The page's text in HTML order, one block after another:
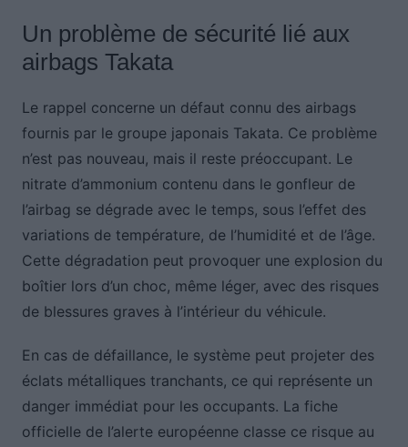
Un problème de sécurité lié aux
airbags Takata
Le rappel concerne un défaut connu des airbags
fournis par le groupe japonais Takata. Ce problème
n’est pas nouveau, mais il reste préoccupant. Le
nitrate d’ammonium contenu dans le gonfleur de
l’airbag se dégrade avec le temps, sous l’effet des
variations de température, de l’humidité et de l’âge.
Cette dégradation peut provoquer une explosion du
boîtier lors d’un choc, même léger, avec des risques
de blessures graves à l’intérieur du véhicule.
En cas de défaillance, le système peut projeter des
éclats métalliques tranchants, ce qui représente un
danger immédiat pour les occupants. La fiche
officielle de l’alerte européenne classe ce risque au